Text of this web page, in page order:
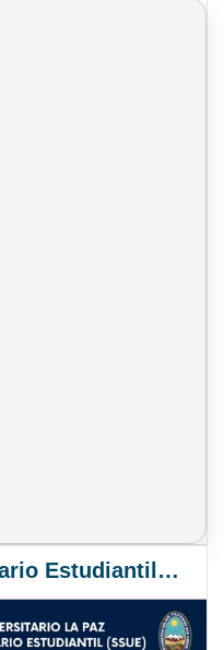
Seguro Social Universitario Estudiantil SSUE